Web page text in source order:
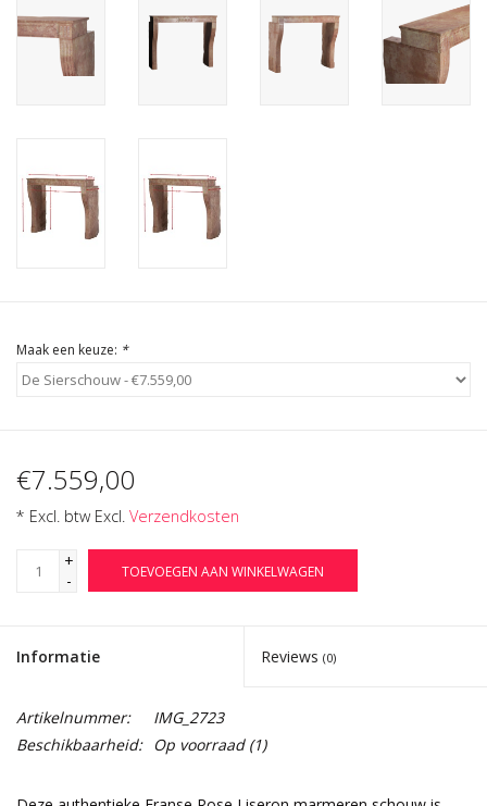
Maak een keuze: *
€7.559,00
* Excl. btw Excl. Verzendkosten
+
-
TOEVOEGEN AAN WINKELWAGEN
Informatie Reviews (0)
Artikelnummer:
IMG_2723
Beschikbaarheid: Op voorraad(1)